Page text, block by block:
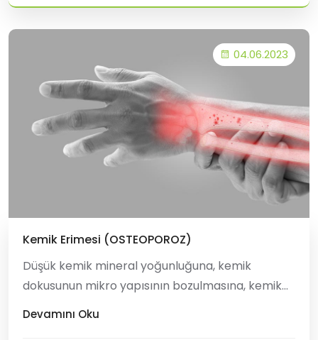
04.06.2023
Kemik Erimesi (OSTEOPOROZ)
Düşük kemik mineral yoğunluğuna, kemik
dokusunun mikro yapısının bozulmasına, kemik
frajilitesinde ve kırık riskinde artışa neden olan
Devamını Oku